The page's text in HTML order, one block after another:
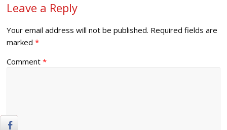
Leave a Reply
Your email address will not be published. Required fields are
marked*
Comment*